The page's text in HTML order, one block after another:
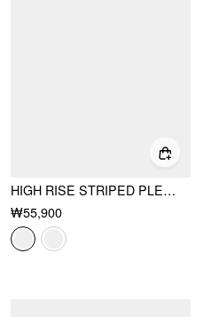
HIGH RISE STRIPED PLEATED ZIPPER MIDI SKIRT
₩55,900